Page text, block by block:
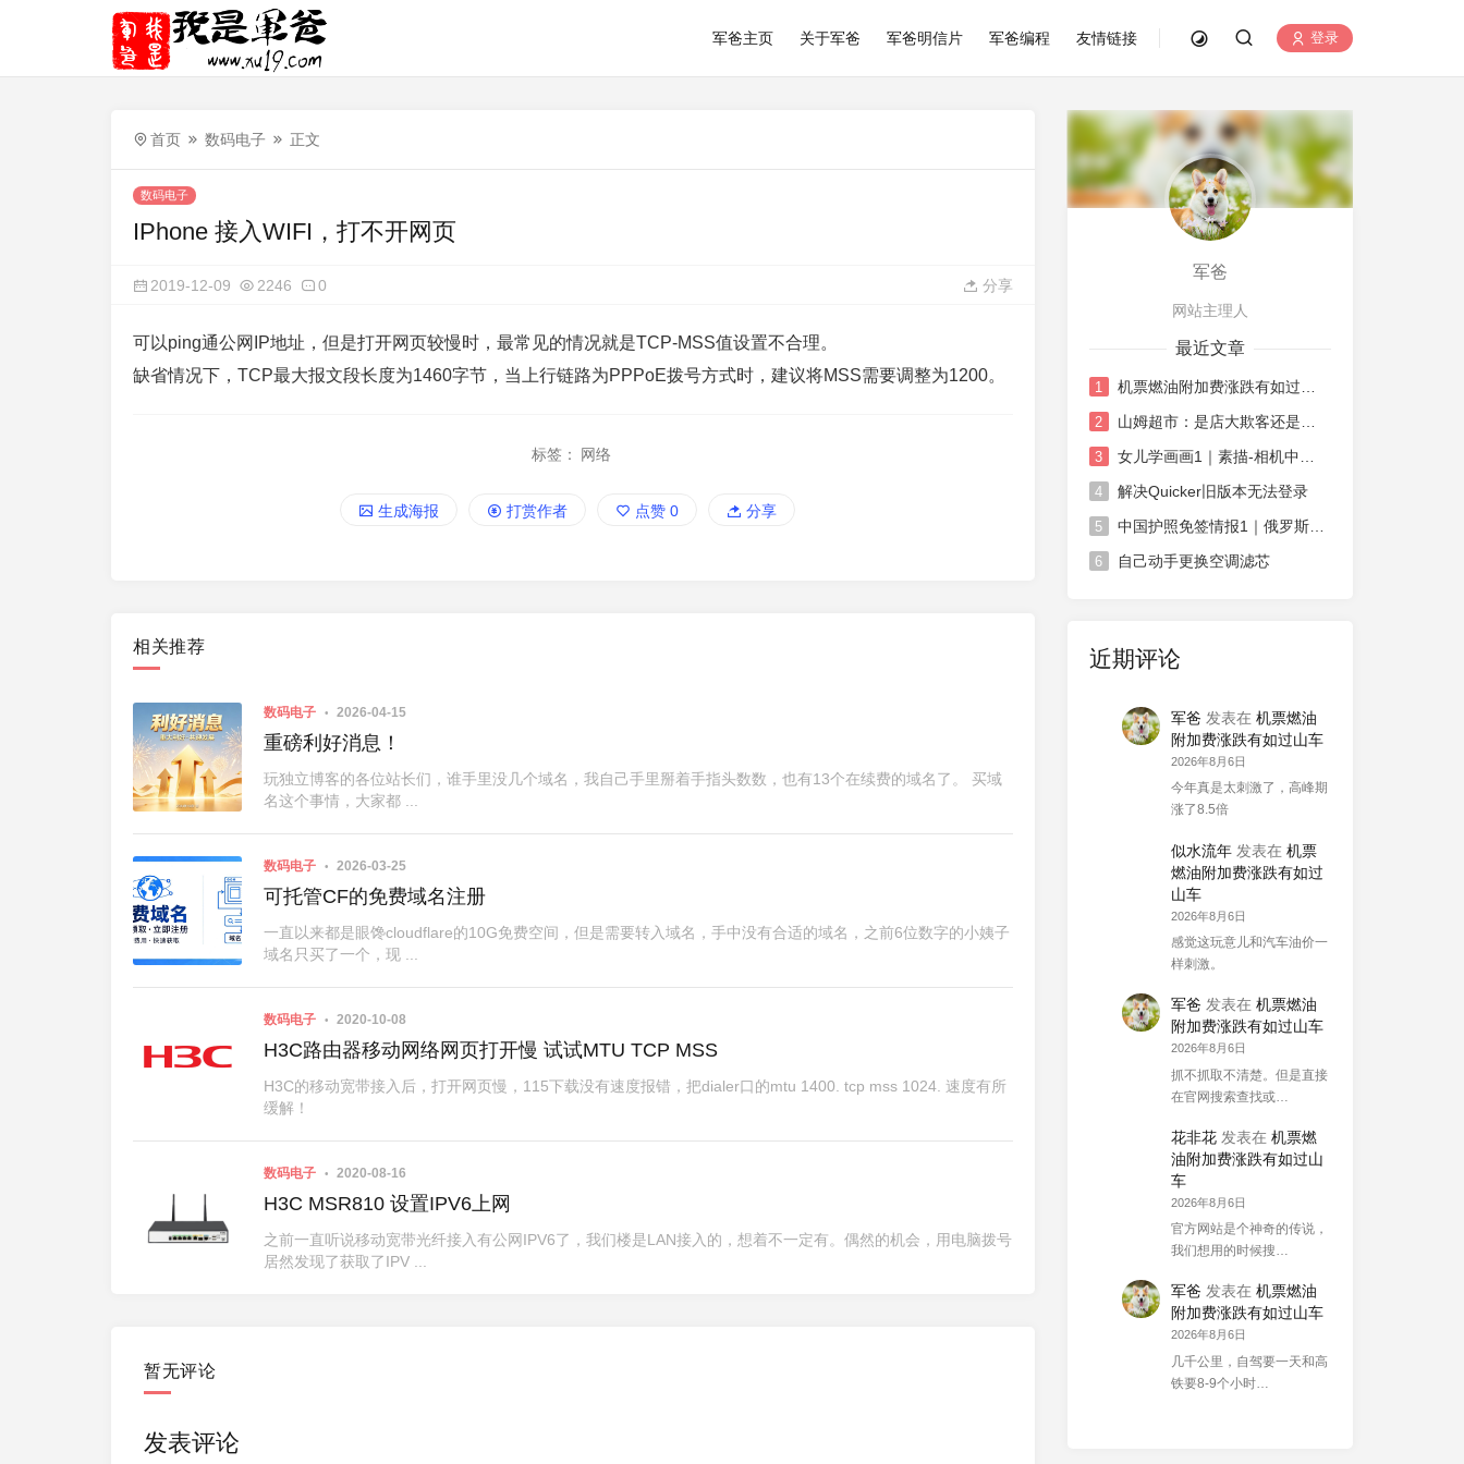
军爸主页 关于军爸 军爸明信片 军爸编程 友情链接 登录
首页 数码电子 正文
数码电子
IPhone 接入WIFI，打不开网页
2019-12-09 2246 0 分享
可以ping通公网IP地址，但是打开网页较慢时，最常见的情况就是TCP-MSS值设置不合理。
缺省情况下，TCP最大报文段长度为1460字节，当上行链路为PPPoE拨号方式时，建议将MSS需要调整为1200。
标签： 网络
生成海报 打赏作者 点赞 0 分享
相关推荐
数码电子 2026-04-15
重磅利好消息！
玩独立博客的各位站长们，谁手里没几个域名，我自己手里掰着手指头数数，也有13个在续费的域名了。 买域
名这个事情，大家都 ...
数码电子 2026-03-25
可托管CF的免费域名注册
一直以来都是眼馋cloudflare的10G免费空间，但是需要转入域名，手中没有合适的域名，之前6位数字的小姨子
域名只买了一个，现 ...
数码电子 2020-10-08
H3C路由器移动网络网页打开慢 试试MTU TCP MSS
H3C的移动宽带接入后，打开网页慢，115下载没有速度报错，把dialer口的mtu 1400. tcp mss 1024. 速度有所
缓解！
数码电子 2020-08-16
H3C MSR810 设置IPV6上网
之前一直听说移动宽带光纤接入有公网IPV6了，我们楼是LAN接入的，想着不一定有。偶然的机会，用电脑拨号
居然发现了获取了IPV ...
暂无评论
发表评论
军爸
网站主理人
最近文章
1
2
3
4 解决Quicker旧版本无法登录
5 中国护照免签情报1｜俄罗斯对中国免签政策延长
6 自己动手更换空调滤芯
近期评论
军爸 发表在 机票燃油
附加费涨跌有如过山车
2026年8月6日
今年真是太刺激了，高峰期
涨了8.5倍
似水流年 发表在 机票
燃油附加费涨跌有如过
山车
2026年8月6日
感觉这玩意儿和汽车油价一
样刺激。
军爸 发表在 机票燃油
附加费涨跌有如过山车
2026年8月6日
抓不抓取不清楚。但是直接
在官网搜索查找或…
花非花 发表在 机票燃
油附加费涨跌有如过山
车
2026年8月6日
官方网站是个神奇的传说，
我们想用的时候搜…
军爸 发表在 机票燃油
附加费涨跌有如过山车
2026年8月6日
几千公里，自驾要一天和高
铁要8-9个小时…